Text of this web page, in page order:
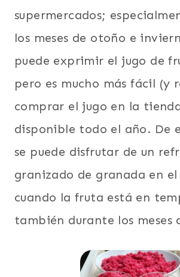
supermercados;
los meses de otoño e
puede exprimir el jugo de
pero es mucho más fácil (y
comprar el jugo en la
disponible todo el año. De
se puede disfrutar de un
granizado de granada en
cuando la fruta está en
también durante los meses